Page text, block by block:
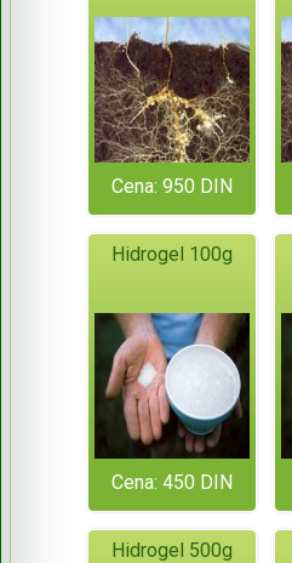
Cena: 950 DIN
Hidrogel 100g
Cena: 450 DIN
Hidrogel 500g